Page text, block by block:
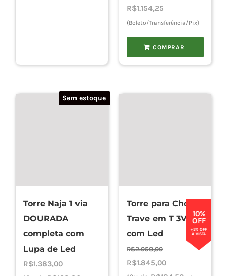
R$1.154,25
(Boleto/Transferência/Pix)
COMPRAR
Sem estoque
Torre Naja 1 via
DOURADA
completa com
Lupa de Led
R$1.383,00
10%
OFF
+5% OFF
À VISTA
Torre para Chopp
Trave em T 3Vias
com Led
R$2.050,00
O
R$1.845,00O